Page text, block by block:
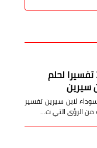
تعرف على أهم 20 تفسيرا لحلم
سيرين
السوداء لابن سيرين تفسير
من الرؤى التي ت…